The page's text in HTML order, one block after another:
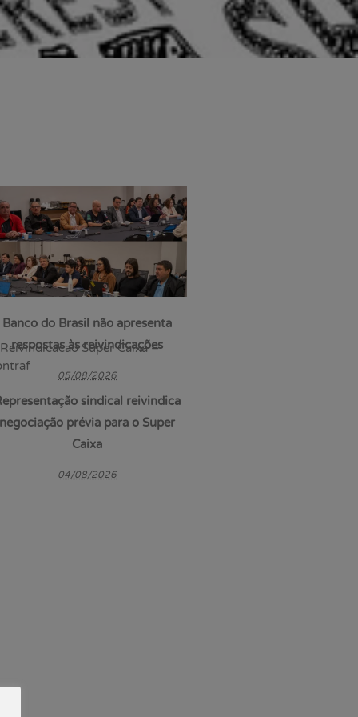
Banco do Brasil não apresenta
respostas às reivindicações
05/08/2026
sindical reivindica
negociação prévia para o Super
Caixa
04/08/2026